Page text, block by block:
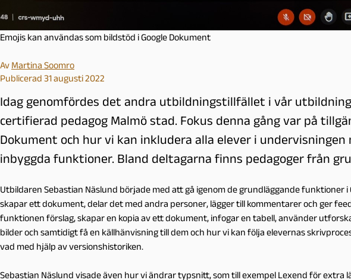
Emojis kan användas som bildstöd i Google Dokument
Av Martina Soomro
Publicerad 31 augusti 2022
Idag genomfördes det andra utbildningstillfället i vår
certifierad pedagog Malmö stad. Fokus denna gång var på
Dokument och hur vi kan inkludera alla elever i undervisningen
inbyggda funktioner. Bland deltagarna finns pedagoger från
Utbildaren Sebastian Näslund började med att gå igenom de grundläggande funktioner i
skapar ett dokument, delar det med andra personer, lägger till kommentarer och ger
funktionen förslag, skapar en kopia av ett dokument, infogar en tabell, använder
bilder och samtidigt få en källhänvisning till dem och hur vi kan följa elevernas
vad med hjälp av versionshistoriken.
Sebastian Näslund visade även hur vi ändrar typsnitt, som till exempel Lexend för extra